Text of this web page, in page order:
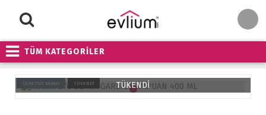
TÜM KATEGORİLER
ÜCRETSİZ KARGO TÜKENDİ TÜKENDİ